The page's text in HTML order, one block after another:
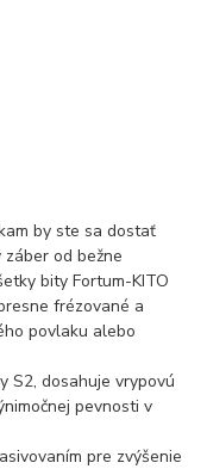
by ste sa dostať
od bežne
bity Fortum-KITO
frézované a
povlaku alebo
S2, dosahuje vrypovú
pevnosti v
pre zvýšenie